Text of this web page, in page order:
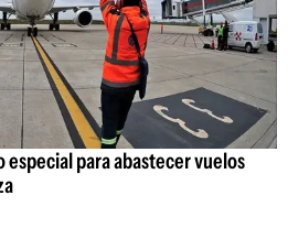
para abastecer vuelos